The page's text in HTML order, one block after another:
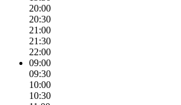
20:00
20:30
21:00
21:30
22:00
09:00
09:30
10:00
10:30